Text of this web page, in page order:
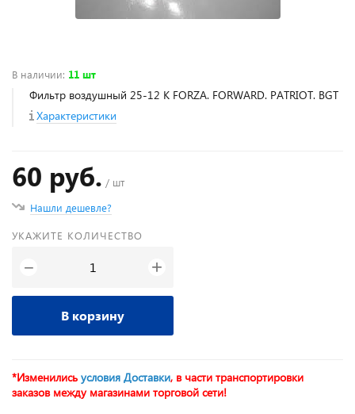
В наличии: 11 шт
Фильтр воздушный 25-12 К FORZA. FORWARD. PATRIOT. BGT
Характеристики
60 руб. / шт
Нашли дешевле?
УКАЖИТЕ КОЛИЧЕСТВО
− +
В корзину
*Изменились условия Доставки, в части транспортировки
заказов между магазинами торговой сети!